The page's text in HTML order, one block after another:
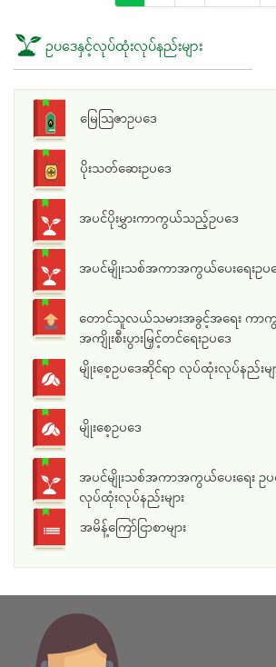
ဥပဒေနှင့်လုပ်ထုံးလုပ်နည်းများ
မြေသြဇာဥပဒေ
ပိုးသတ်ဆေးဥပဒေ
အပင်ပိုးမွှားကာကွယ်သည့်ဥပဒေ
အပင်မျိုးသစ်အကာအကွယ်ပေးရေးဥပ
တောင်သူလယ်သမားအခွင့်အရေး ကာကွ
အကျိုးစီးပွားမြှင့်တင်ရေးဥပဒေ
မျိုးစေ့ဥပဒေဆိုင်ရာ လုပ်ထုံးလုပ်နည်းမျ
မျိုးစေ့ဥပဒေ
အပင်မျိုးသစ်အကာအကွယ်ပေးရေး ဥပ
လုပ်ထုံးလုပ်နည်းများ
အမိန့်ကြော်ငြာစာများ